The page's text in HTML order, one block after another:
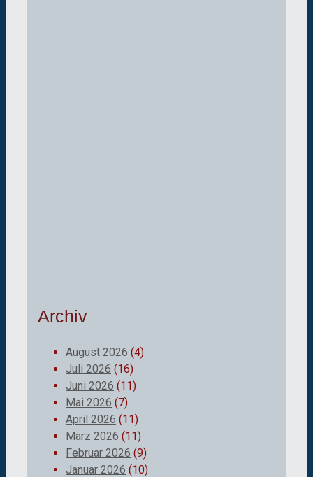
Archiv
August 2026 (4)
Juli 2026 (16)
Juni 2026 (11)
Mai 2026 (7)
April 2026 (11)
März 2026 (11)
Februar 2026 (9)
Januar 2026 (10)